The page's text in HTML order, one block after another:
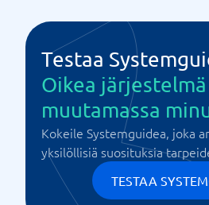
Testaa
Oikea järjestelmä
muutamassa
Kokeile Systemguidea, joka
yksilöllisiä suosituksia
TESTAA